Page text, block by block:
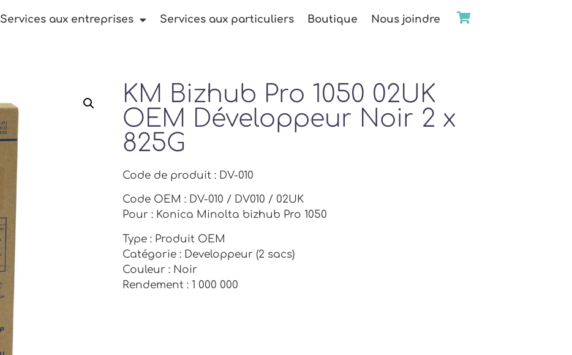
Services aux entreprises Services aux particuliers Boutique Nous joindre
KM Bizhub Pro 1050 02UK
OEM Développeur Noir 2 x
825G
Code de produit : DV-010
Code OEM : DV-010 / DV010 / 02UK
Pour : Konica Minolta bizhub Pro 1050
Type : Produit OEM
Catégorie : Developpeur (2 sacs)
Couleur : Noir
Rendement : 1 000 000